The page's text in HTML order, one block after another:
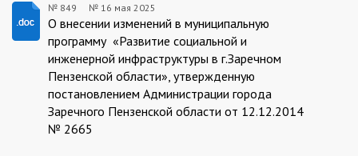
849/16.05.2025
№ 849 № 16 мая 2025
О внесении изменений в муниципальную
программу «Развитие социальной и
инженерной инфраструктуры в г.Заречном
Пензенской области», утвержденную
постановлением Администрации города
Заречного Пензенской области от 12.12.2014
№ 2665